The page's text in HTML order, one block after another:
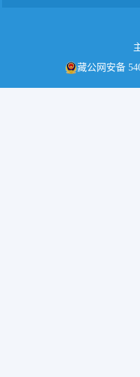
藏公网安备